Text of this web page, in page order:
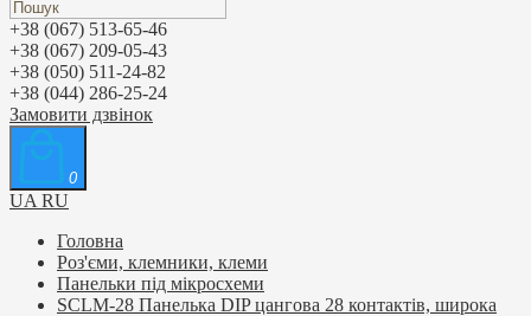
+38 (067) 513-65-46
+38 (067) 209-05-43
+38 (050) 511-24-82
+38 (044) 286-25-24
Замовити дзвінок
0
UA RU
Головна
Роз'єми, клемники, клеми
Панельки під мікросхеми
SCLM-28 Панелька DIP цангова 28 контактів, широка